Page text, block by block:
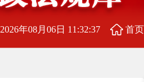
2026年08月06日 11:32:38 首页